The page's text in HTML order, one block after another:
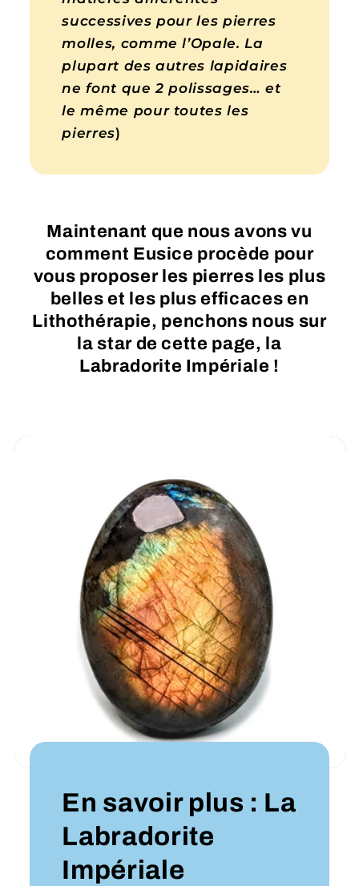
successives pour les pierres
molles, comme l’Opale. La
plupart des autres lapidaires
ne font que 2 polissages… et
le même pour toutes les
pierres)
Maintenant que nous avons vu
comment Eusice procède pour
vous proposer les pierres les plus
belles et les plus efficaces en
Lithothérapie, penchons nous sur
la star de cette page, la
Labradorite Impériale !
En savoir plus : La
Labradorite
Impériale